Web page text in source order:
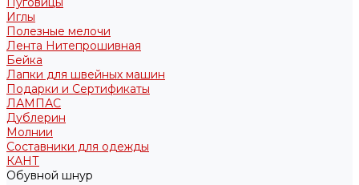
Иглы
Полезные мелочи
Лента Нитепрошивная
Бейка
Лапки для швейных машин
Подарки и Сертификаты
ЛАМПАС
Дублерин
Молнии
Составники для одежды
КАНТ
Обувной шнур